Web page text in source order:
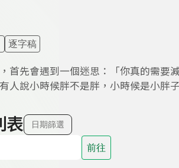
逐字稿
首先會遇到一個迷思：「你真的需要
人說小時候胖不是胖，小時候是小胖
表 日期篩選
前往